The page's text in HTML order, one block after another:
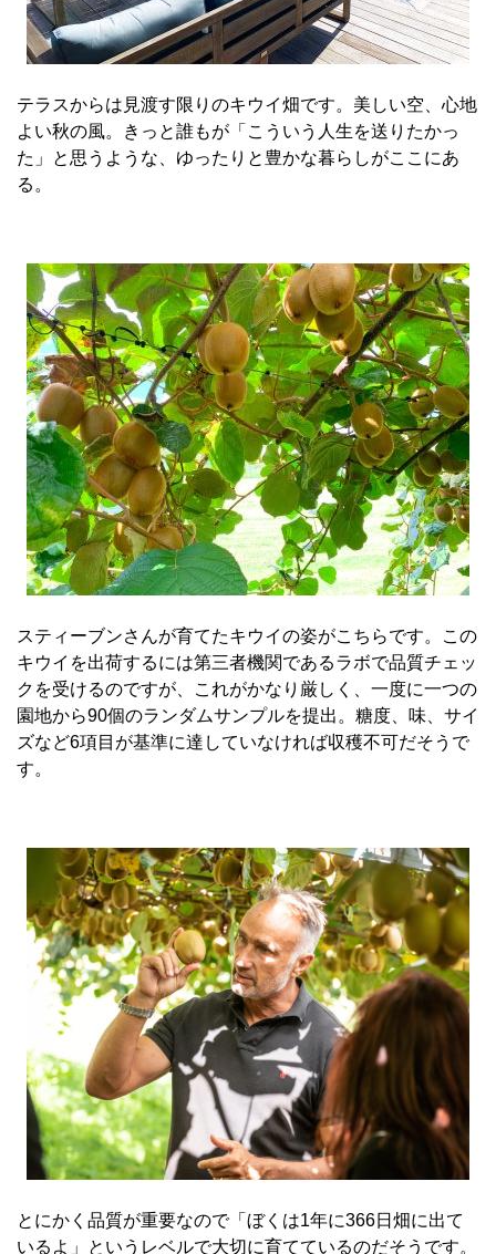
テラスからは見渡す限りのキウイ畑です。美しい空、心地
よい秋の風。きっと誰もが「こういう人生を送りたかっ
た」と思うような、ゆったりと豊かな暮らしがここにあ
る。
スティーブンさんが育てたキウイの姿がこちらです。この
キウイを出荷するには第三者機関であるラボで品質チェッ
クを受けるのですが、これがかなり厳しく、一度に一つの
園地から90個のランダムサンプルを提出。糖度、味、サイ
ズなど6項目が基準に達していなければ収穫不可だそうで
す。
とにかく品質が重要なので「ぼくは1年に366日畑に出て
いるよ」というレベルで大切に育てているのだそうです。